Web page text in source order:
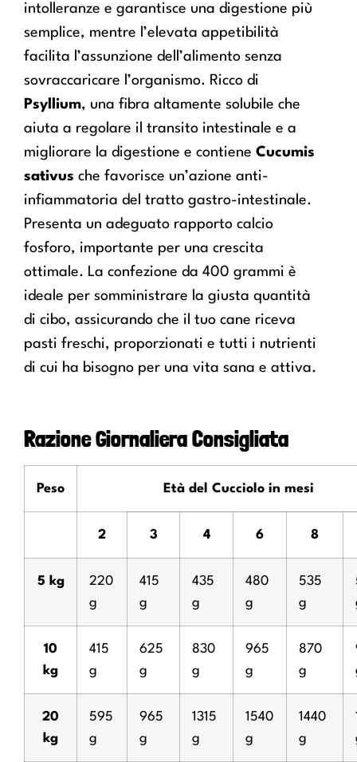
intolleranze e garantisce una digestione più
semplice, mentre l’elevata appetibilità
facilita l’assunzione dell’alimento senza
sovraccaricare l’organismo. Ricco di
Psyllium, una fibra altamente solubile che
aiuta a regolare il transito intestinale e a
migliorare la digestione e contiene Cucumis
sativus che favorisce un’azione anti-
infiammatoria del tratto gastro-intestinale.
Presenta un adeguato rapporto calcio
fosforo, importante per una crescita
ottimale. La confezione da 400 grammi è
ideale per somministrare la giusta quantità
di cibo, assicurando che il tuo cane riceva
pasti freschi, proporzionati e tutti i nutrienti
di cui ha bisogno per una vita sana e attiva.
Razione Giornaliera Consigliata
Peso Età del Cucciolo in mesi
2 3 4 6 8
5 kg
220
g
415
g
435
g
480
g
535
g
10
kg
415
g
625
g
830
g
965
g
870
g
20
kg
595
g
965
g
1315
g
1540
g
1440
g